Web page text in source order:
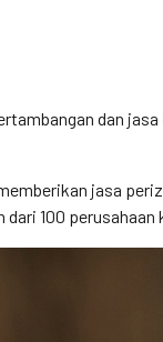
dan
jasa
100